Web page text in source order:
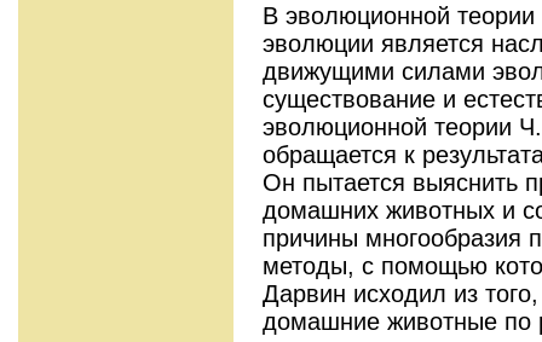
В эволюционной
эволюции является
движущими силами
существование и
эволюционной теории
обращается к
Он пытается выяснить
домашних животных и
причины многообразия
методы, с помощью
Дарвин исходил из
домашние животные по